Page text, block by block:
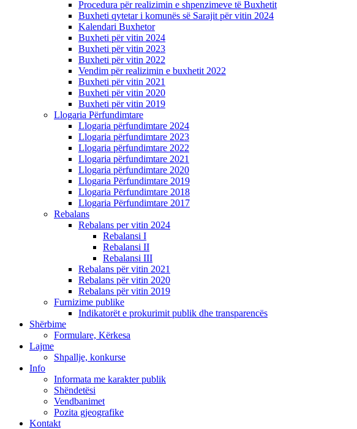
Procedura për realizimin e shpenzimeve të Buxhetit
Buxheti qytetar i komunës së Sarajit për vitin 2024
Kalendari Buxhetor
Buxheti për vitin 2024
Buxheti për vitin 2023
Buxheti për vitin 2022
Vendim për realizimin e buxhetit 2022
Buxheti për vitin 2021
Buxheti për vitin 2020
Buxheti për vitin 2019
Llogaria Përfundimtare
Llogaria përfundimtare 2024
Llogaria përfundimtare 2023
Llogaria përfundimtare 2022
Llogaria përfundimtare 2021
Llogaria përfundimtare 2020
Llogaria Përfundimtare 2019
Llogaria Përfundimtare 2018
Llogaria Përfundimtare 2017
Rebalans
Rebalans per vitin 2024
Rebalansi I
Rebalansi II
Rebalansi III
Rebalans për vitin 2021
Rebalans për vitin 2020
Rebalans për vitin 2019
Furnizime publike
Indikatorët e prokurimit publik dhe transparencës
Shërbime
Formulare, Kërkesa
Lajme
Shpallje, konkurse
Info
Informata me karakter publik
Shëndetësi
Vendbanimet
Pozita gjeografike
Kontakt